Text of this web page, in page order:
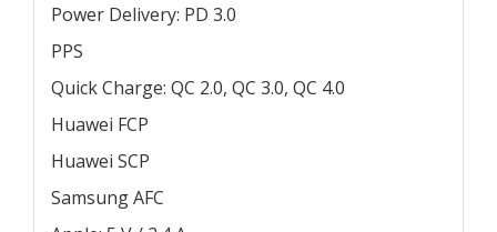
Power Delivery: PD 3.0
PPS
Quick Charge: QC 2.0, QC 3.0, QC 4.0
Huawei FCP
Huawei SCP
Samsung AFC